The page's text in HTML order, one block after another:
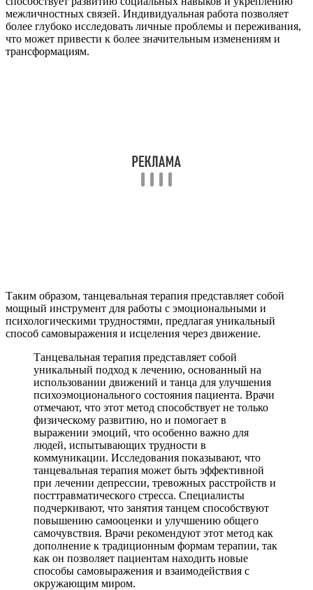
межличностных связей. Индивидуальная работа позволяет
более глубоко исследовать личные проблемы и переживания,
что может привести к более значительным изменениям и
трансформациям.
Таким образом, танцевальная терапия представляет собой
мощный инструмент для работы с эмоциональными и
психологическими трудностями, предлагая уникальный
способ самовыражения и исцеления через движение.
Танцевальная терапия представляет собой
уникальный подход к лечению, основанный на
использовании движений и танца для улучшения
психоэмоционального состояния пациента. Врачи
отмечают, что этот метод способствует не только
физическому развитию, но и помогает в
выражении эмоций, что особенно важно для
людей, испытывающих трудности в
коммуникации. Исследования показывают, что
танцевальная терапия может быть эффективной
при лечении депрессии, тревожных расстройств и
посттравматического стресса. Специалисты
подчеркивают, что занятия танцем способствуют
повышению самооценки и улучшению общего
самочувствия. Врачи рекомендуют этот метод как
дополнение к традиционным формам терапии, так
как он позволяет пациентам находить новые
способы самовыражения и взаимодействия с
окружающим миром.